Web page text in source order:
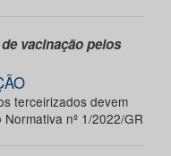
vacinação pelos
terceirizados devem
nº 1/2022/GR